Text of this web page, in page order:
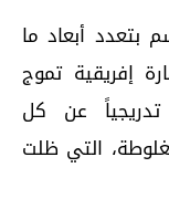
بتعدد أبعاد ما
إفريقية تموج
تدريجياً عن كل
التي ظلت